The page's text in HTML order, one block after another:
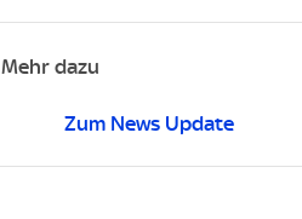
Mehr dazu
Zum News Update